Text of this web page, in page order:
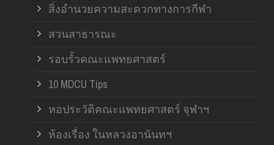
สิ่งอำนวยความสะดวกทางการกีฬา
สวนสาธารณะ
รอบรั้วคณะแพทยศาสตร์
10 MDCU Tips
หอประวัติคณะแพทยศาสตร์ จุฬาฯ
ห้องเรื่อง ในหลวงอานันทฯ